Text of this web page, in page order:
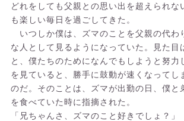
どれをしても父親との思い出を超えられな
も楽しい毎日を過ごしてきた。
いつしか僕は、ズマのことを父親の代わ
な人として見るようになっていた。見た目
と、僕たちのためになんでもしようと努力
を見ていると、勝手に鼓動が速くなってし
のだ。そのことは、ズマが出勤の日、僕と
を食べていた時に指摘された。
「兄ちゃんさ、ズマのこと好きでしょ？」